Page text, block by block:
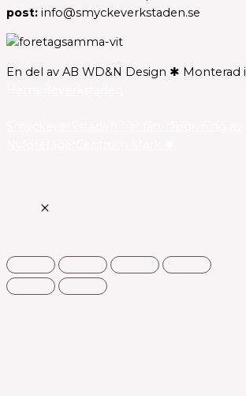
post: info@smyckeverkstaden.se
En del av AB WD&N Design ✱ Monterad i